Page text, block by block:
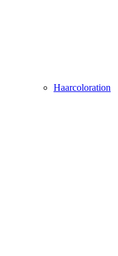
Haarcoloration